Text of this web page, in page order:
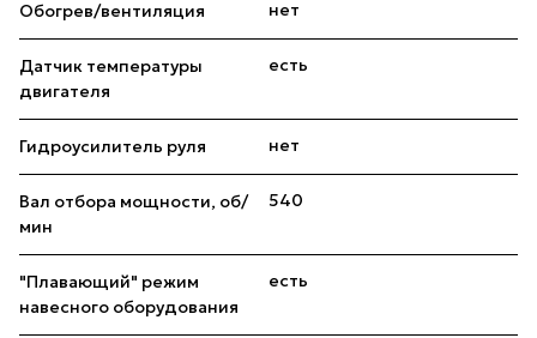
Обогрев/вентиляция нет
Датчик температуры
двигателя
есть
Гидроусилитель руля нет
Вал отбора мощности, об/
мин
540
"Плавающий" режим
навесного оборудования
есть